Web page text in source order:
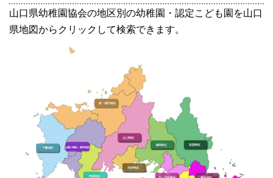
山口県幼稚園協会の地区別の幼稚園・認定こども園を山口
県地図からクリックして検索できます。